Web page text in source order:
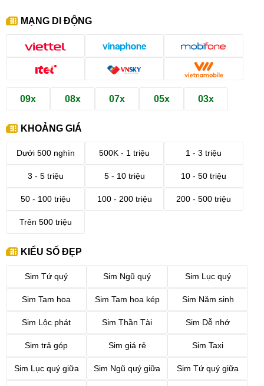
MẠNG DI ĐỘNG
09x 08x 07x 05x 03x
KHOẢNG GIÁ
Dưới 500 nghìn 500K - 1 triệu 1 - 3 triệu
3 - 5 triệu 5 - 10 triệu 10 - 50 triệu
50 - 100 triệu 100 - 200 triệu 200 - 500 triệu
Trên 500 triệu
KIỂU SỐ ĐẸP
Sim Tứ quý Sim Ngũ quý Sim Lục quý
Sim Tam hoa Sim Tam hoa kép Sim Năm sinh
Sim Lộc phát Sim Thần Tài Sim Dễ nhớ
Sim trả góp Sim giá rẻ Sim Taxi
Sim Lục quý giữa Sim Ngũ quý giữa Sim Tứ quý giữa